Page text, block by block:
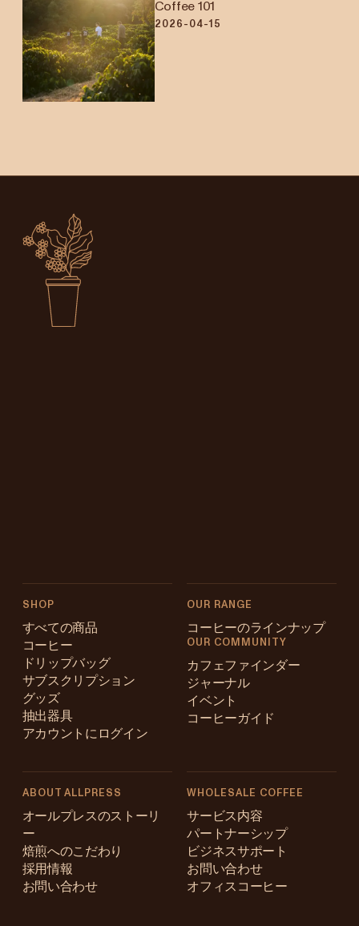
Coffee 101
2026-04-15
SHOP
すべての商品
コーヒー
ドリップバッグ
サブスクリプション
グッズ
抽出器具
アカウントにログイン
OUR RANGE
コーヒーのラインナップ
OUR COMMUNITY
カフェファインダー
ジャーナル
イベント
コーヒーガイド
ABOUT ALLPRESS
オールプレスのストーリ
ー
焙煎へのこだわり
採用情報
お問い合わせ
WHOLESALE COFFEE
サービス内容
パートナーシップ
ビジネスサポート
お問い合わせ
オフィスコーヒー
Australia
Japan (en)
Japan (日本語)